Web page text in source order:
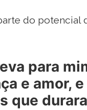
do potencial
para
e amor, e
que